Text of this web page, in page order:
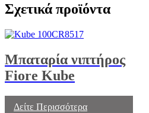
Σχετικά προϊόντα
Μπαταρία νιπτήρος
Fiore Kube
Δείτε Περισσότερα